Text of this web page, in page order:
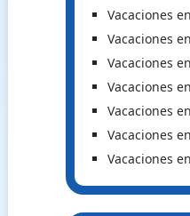
Vacaciones
Vacaciones
Vacaciones
Vacaciones
Vacaciones
Vacaciones
Vacaciones